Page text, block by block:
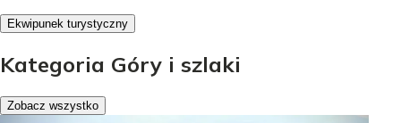
Ekwipunek turystyczny
Kategoria Góry i szlaki
Zobacz wszystko